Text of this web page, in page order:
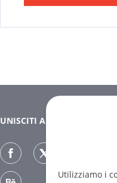
UNISCITI A NOI
Utilizziamo i